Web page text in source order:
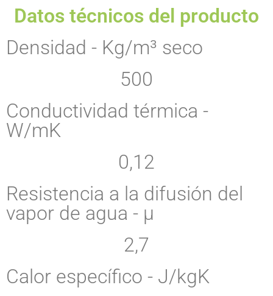
Datos técnicos del producto
Densidad - Kg/m³ seco
500
Conductividad térmica -
W/mK
0,12
Resistencia a la difusión del
vapor de agua - µ
2,7
Calor específico - J/kgK